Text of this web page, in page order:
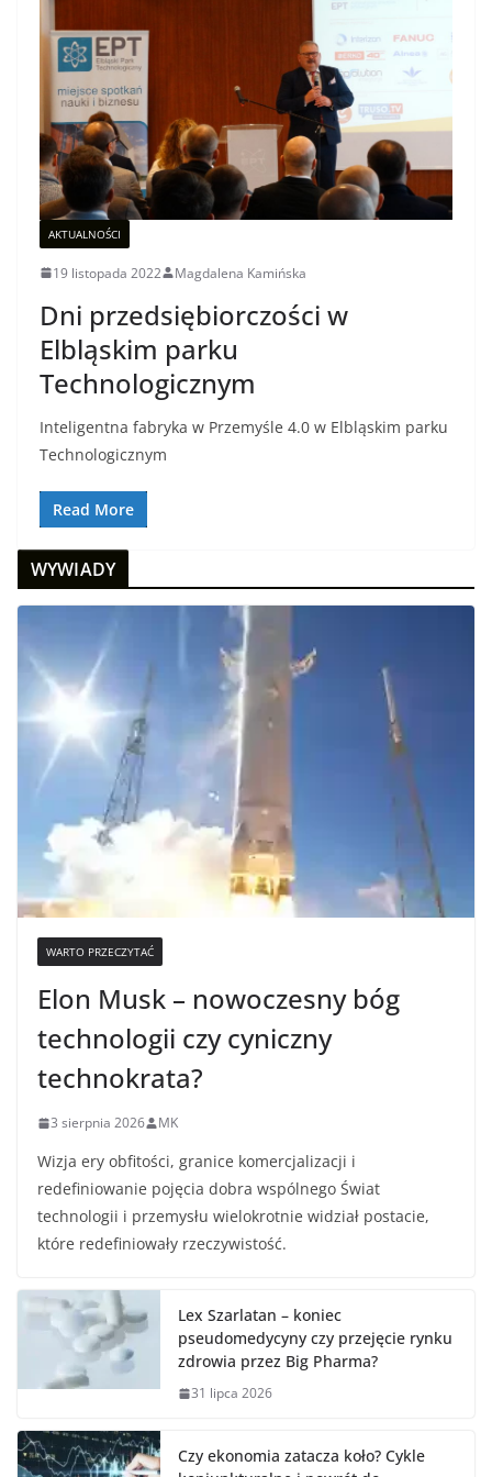
AKTUALNOŚCI
19 listopada 2022 Magdalena Kamińska
Dni przedsiębiorczości w
Elbląskim parku
Technologicznym
Inteligentna fabryka w Przemyśle 4.0 w Elbląskim parku
Technologicznym
Read More
WYWIADY
WARTO PRZECZYTAĆ
Elon Musk – nowoczesny bóg
technologii czy cyniczny
technokrata?
3 sierpnia 2026 MK
Wizja ery obfitości, granice komercjalizacji i
redefiniowanie pojęcia dobra wspólnego Świat
technologii i przemysłu wielokrotnie widział postacie,
które redefiniowały rzeczywistość.
Lex Szarlatan – koniec
pseudomedycyny czy przejęcie rynku
zdrowia przez Big Pharma?
31 lipca 2026
Czy ekonomia zatacza koło? Cykle